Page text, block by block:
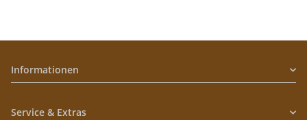
Informationen
Service & Extras